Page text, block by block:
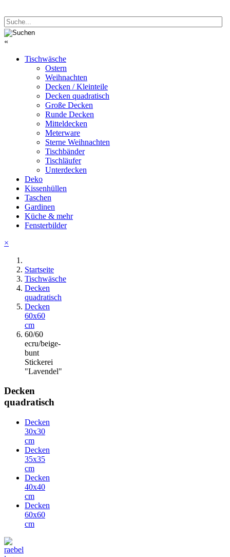
«
Tischwäsche
Ostern
Weihnachten
Decken / Kleinteile
Decken quadratisch
Große Decken
Runde Decken
Mitteldecken
Meterware
Sterne Weihnachten
Tischbänder
Tischläufer
Unterdecken
Deko
Kissenhüllen
Taschen
Gardinen
Küche & mehr
Fensterbilder
×
Startseite
Tischwäsche
Decken
quadratisch
Decken
60x60
cm
60/60
ecru/beige-
bunt
Stickerei
"Lavendel"
Decken
quadratisch
Decken
30x30
cm
Decken
35x35
cm
Decken
40x40
cm
Decken
60x60
cm